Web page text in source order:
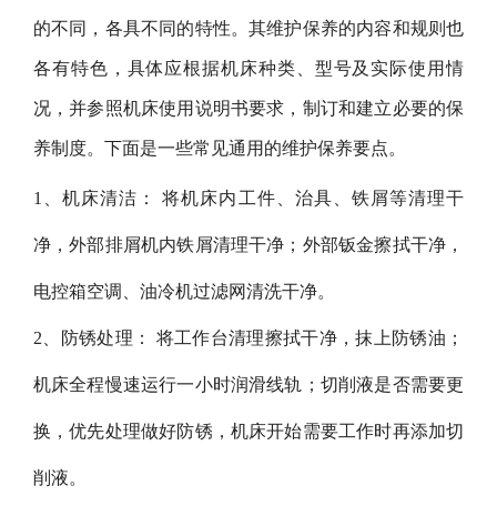
的不同，各具不同的特性。其维护保养的内容和规则也
各有特色，具体应根据机床种类、型号及实际使用情
况，并参照机床使用说明书要求，制订和建立必要的保
养制度。下面是一些常见通用的维护保养要点。
1、机床清洁： 将机床内工件、治具、铁屑等清理干
净，外部排屑机内铁屑清理干净；外部钣金擦拭干净，
电控箱空调、油冷机过滤网清洗干净。
2、防锈处理： 将工作台清理擦拭干净，抹上防锈油；
机床全程慢速运行一小时润滑线轨；切削液是否需要更
换，优先处理做好防锈，机床开始需要工作时再添加切
削液。